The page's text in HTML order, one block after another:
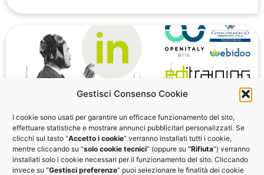
Gestisci Consenso Cookie
I cookie sono usati per garantire un efficace funzionamento del sito,
effettuare statistiche e mostrare annunci pubblicitari personalizzati. Se
clicchi sul tasto “Accetto i cookie” verranno installati tutti i cookie,
mentre cliccando su “solo cookie tecnici” (oppure su “Rifiuta”) verranno
installati solo i cookie necessari per il funzionamento del sito. Cliccando
invece su “Gestisci preferenze” puoi selezionare le finalità dei cookie
LinkedIN per le PMI e i professionisti